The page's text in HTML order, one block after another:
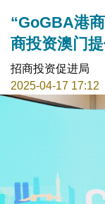
“GoGBA港
商投资澳门
招商投资促进局
2025-04-17 17:12